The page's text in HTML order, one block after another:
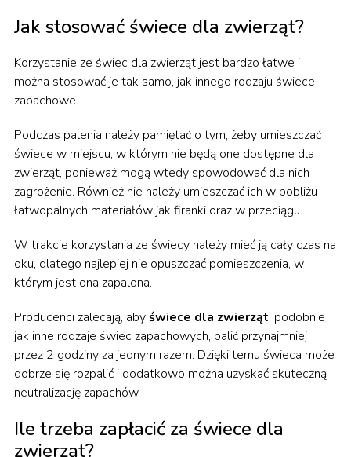
Jak stosować świece dla zwierząt?
Korzystanie ze świec dla zwierząt jest bardzo łatwe i
można stosować je tak samo, jak innego rodzaju świece
zapachowe.
Podczas palenia należy pamiętać o tym, żeby umieszczać
świece w miejscu, w którym nie będą one dostępne dla
zwierząt, ponieważ mogą wtedy spowodować dla nich
zagrożenie. Również nie należy umieszczać ich w pobliżu
łatwopalnych materiałów jak firanki oraz w przeciągu.
W trakcie korzystania ze świecy należy mieć ją cały czas na
oku, dlatego najlepiej nie opuszczać pomieszczenia, w
którym jest ona zapalona.
Producenci zalecają, abyświece dla zwierząt, podobnie
jak inne rodzaje świec zapachowych, palić przynajmniej
przez 2 godziny za jednym razem. Dzięki temu świeca może
dobrze się rozpalić i dodatkowo można uzyskać skuteczną
neutralizację zapachów.
Ile trzeba zapłacić za świece dla
zwierząt?